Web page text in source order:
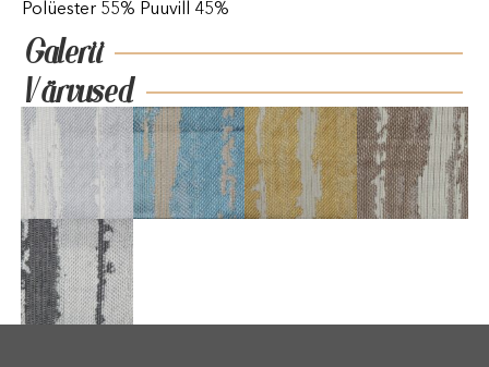
Polüester 55% Puuvill 45%
Galerii
Värvused